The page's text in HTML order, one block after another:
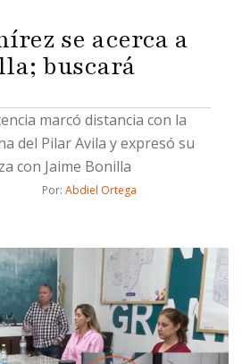
se acerca a
buscará
marcó distancia con la
del Pilar Avila y expresó su
con Jaime Bonilla
Por: Abdiel Ortega